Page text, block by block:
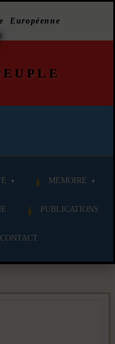
Européenne
MÉMOIRE
PUBLICATIONS
CONTACT